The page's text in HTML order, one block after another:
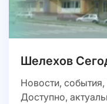
Шелехов
Новости,
Доступно,